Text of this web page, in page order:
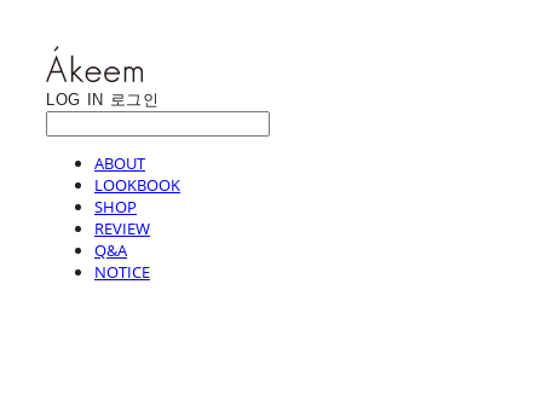
LOG IN 로그인
ABOUT
LOOKBOOK
SHOP
REVIEW
Q&A
NOTICE